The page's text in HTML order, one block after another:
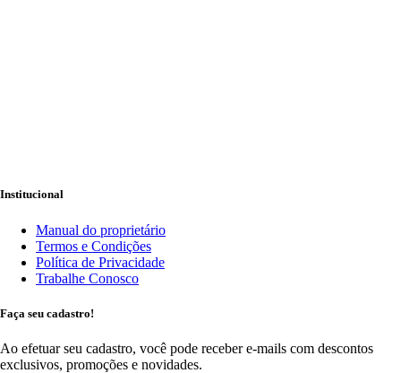
Institucional
Manual do proprietário
Termos e Condições
Política de Privacidade
Trabalhe Conosco
Faça seu cadastro!
Ao efetuar seu cadastro, você pode receber e-mails com descontos
exclusivos, promoções e novidades.